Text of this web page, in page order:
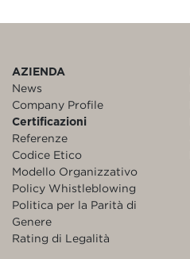
AZIENDA
News
Company Profile
Certificazioni
Referenze
Codice Etico
Modello Organizzativo
Policy Whistleblowing
Politica per la Parità di
Genere
Rating di Legalità